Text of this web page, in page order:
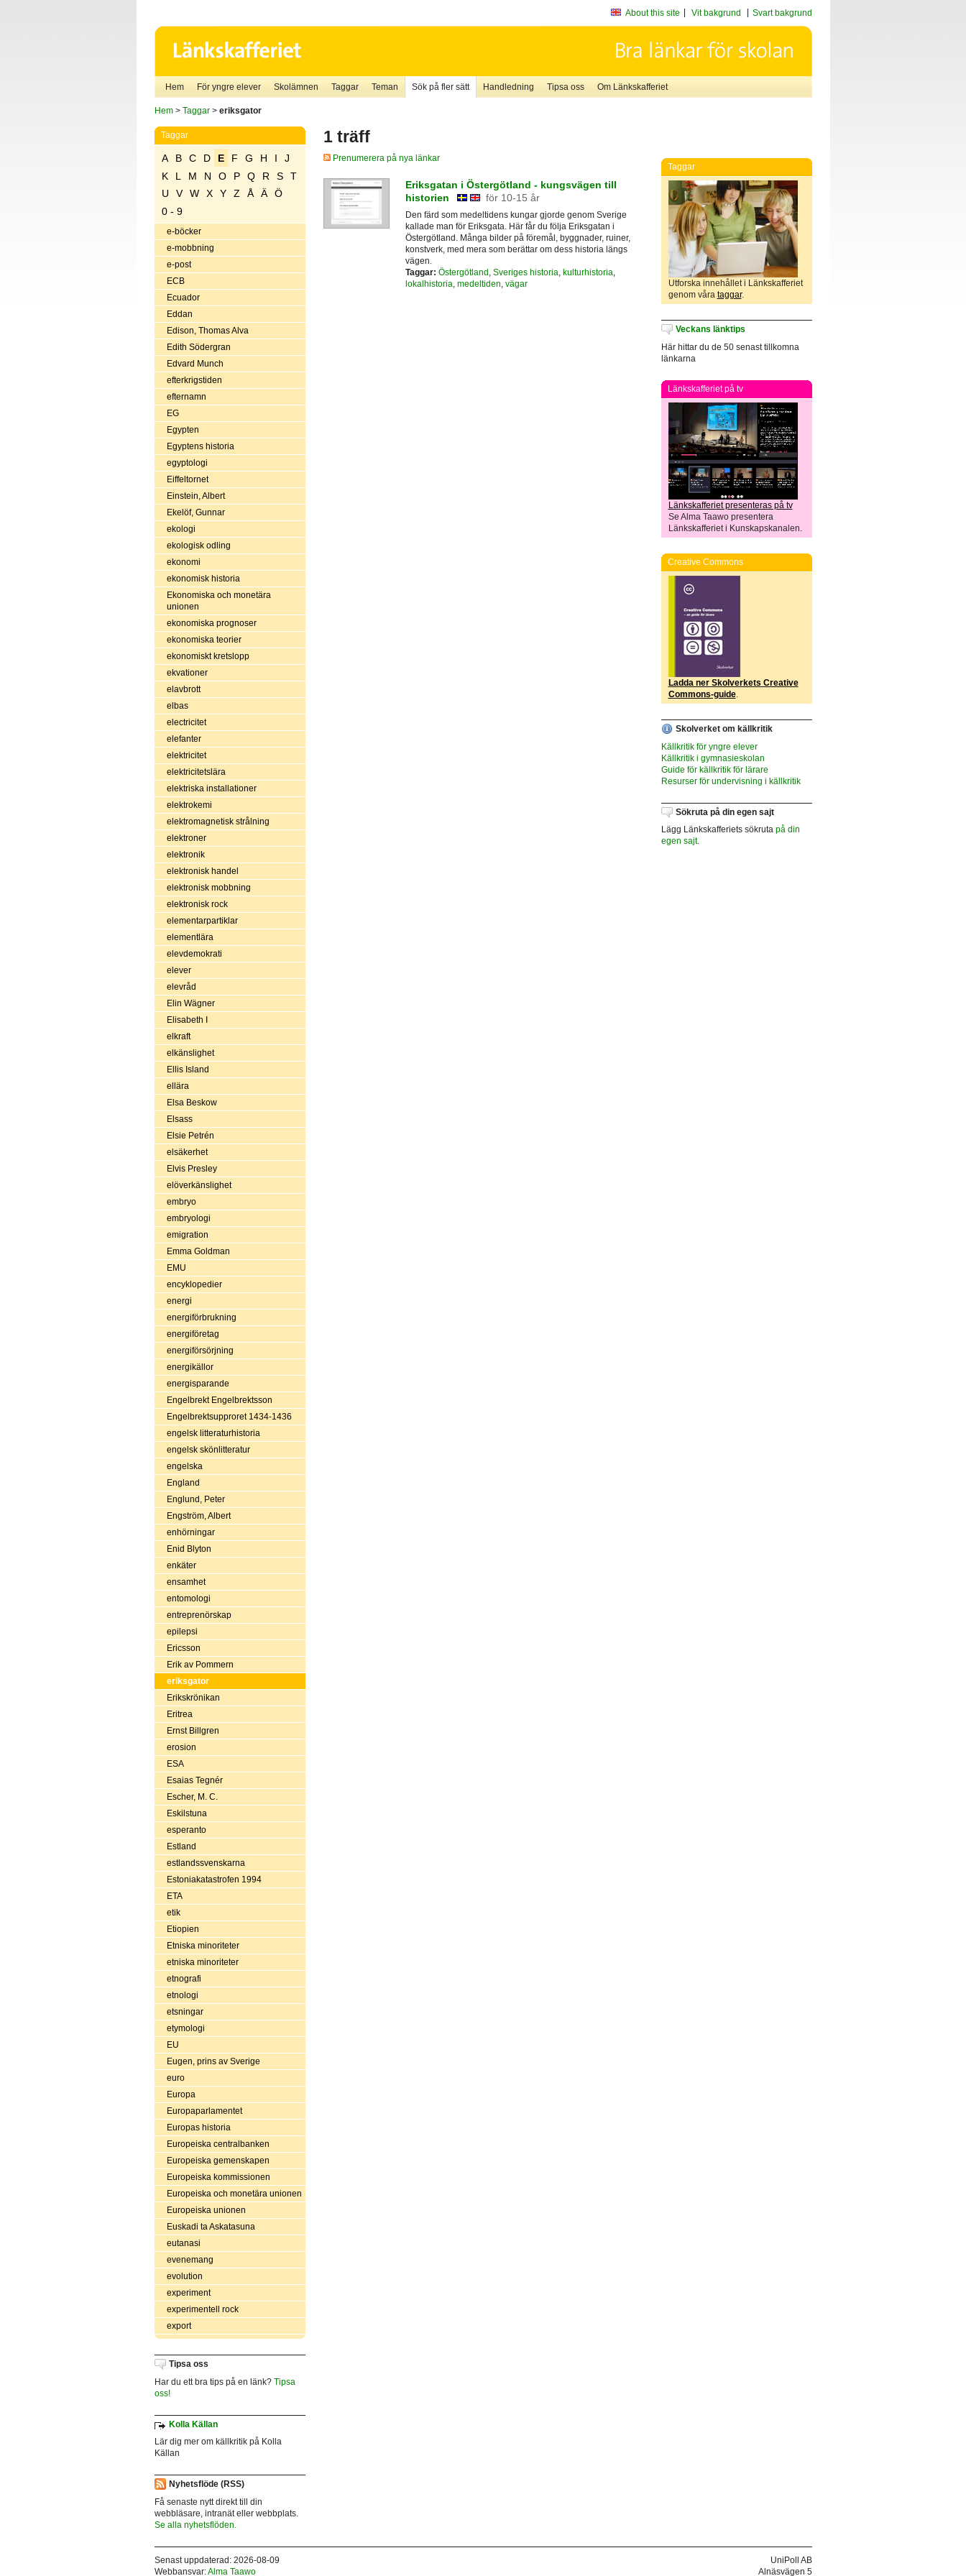
About this site Vit bakgrund Svart bakgrund
Hem För yngre elever Skolämnen Taggar Teman Sök på fler sätt Handledning Tipsa oss Om Länkskafferiet
Hem> Taggar> eriksgator
Taggar
A B C D E F G H I
J
K
L M N O P Q R S
T
U
V W X Y Z Å Ä
Ö
0 - 9
e-böcker
e-mobbning
e-post
ECB
Ecuador
Eddan
Edison, Thomas Alva
Edith Södergran
Edvard Munch
efterkrigstiden
efternamn
EG
Egypten
Egyptens historia
egyptologi
Eiffeltornet
Einstein, Albert
Ekelöf, Gunnar
ekologi
ekologisk odling
ekonomi
ekonomisk historia
Ekonomiska och monetära
unionen
ekonomiska prognoser
ekonomiska teorier
ekonomiskt kretslopp
ekvationer
elavbrott
elbas
electricitet
elefanter
elektricitet
elektricitetslära
elektriska installationer
elektrokemi
elektromagnetisk strålning
elektroner
elektronik
elektronisk handel
elektronisk mobbning
elektronisk rock
elementarpartiklar
elementlära
elevdemokrati
elever
elevråd
Elin Wägner
Elisabeth I
elkraft
elkänslighet
Ellis Island
ellära
Elsa Beskow
Elsass
Elsie Petrén
elsäkerhet
Elvis Presley
elöverkänslighet
embryo
embryologi
emigration
Emma Goldman
EMU
encyklopedier
energi
energiförbrukning
energiföretag
energiförsörjning
energikällor
energisparande
Engelbrekt Engelbrektsson
Engelbrektsupproret 1434-1436
engelsk litteraturhistoria
engelsk skönlitteratur
engelska
England
Englund, Peter
Engström, Albert
enhörningar
Enid Blyton
enkäter
ensamhet
entomologi
entreprenörskap
epilepsi
Ericsson
Erik av Pommern
eriksgator
Erikskrönikan
Eritrea
Ernst Billgren
erosion
ESA
Esaias Tegnér
Escher, M. C.
Eskilstuna
esperanto
Estland
estlandssvenskarna
Estoniakatastrofen 1994
ETA
etik
Etiopien
Etniska minoriteter
etniska minoriteter
etnografi
etnologi
etsningar
etymologi
EU
Eugen, prins av Sverige
euro
Europa
Europaparlamentet
Europas historia
Europeiska centralbanken
Europeiska gemenskapen
Europeiska kommissionen
Europeiska och monetära unionen
Europeiska unionen
Euskadi ta Askatasuna
eutanasi
evenemang
evolution
experiment
experimentell rock
export
Tipsa oss
Har du ett bra tips på en länk? Tipsa
oss!
Kolla Källan
Lär dig mer om källkritik på Kolla
Källan
Nyhetsflöde (RSS)
Få senaste nytt direkt till din
webbläsare, intranät eller webbplats.
Se alla nyhetsflöden.
1 träff
Prenumerera på nya länkar
Eriksgatan i Östergötland - kungsvägen till
historien
för 10-15 år
Den färd som medeltidens kungar gjorde genom Sverige
kallade man för Eriksgata. Här får du följa Eriksgatan i
Östergötland. Många bilder på föremål, byggnader, ruiner,
konstverk, med mera som berättar om dess historia längs
vägen.
Taggar: Östergötland Sveriges historia kulturhistoria
lokalhistoria medeltiden vägar
Taggar
Utforska innehållet i Länkskafferiet
genom våra taggar.
Veckans länktips
Här hittar du de 50 senast tillkomna
länkarna
Länkskafferiet på tv
Länkskafferiet presenteras på tv
Se Alma Taawo presentera
Länkskafferiet i Kunskapskanalen.
Creative Commons
Ladda ner Skolverkets Creative
Commons-guide.
Skolverket om källkritik
Källkritik för yngre elever
Källkritik i gymnasieskolan
Guide för källkritik för lärare
Resurser för undervisning i källkritik
Sökruta på din egen sajt
Lägg Länkskafferiets sökruta på din
egen sajt.
Senast uppdaterad: 2026-08-09
Webbansvar:Alma Taawo
UniPoll AB
Alnäsvägen 5